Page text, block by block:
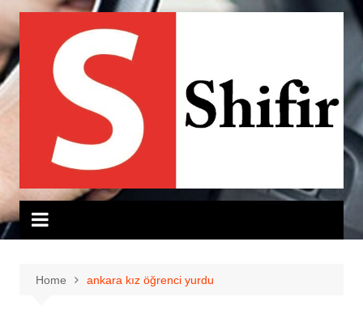
Skip
to
content
Home ankara kız öğrenci yurdu